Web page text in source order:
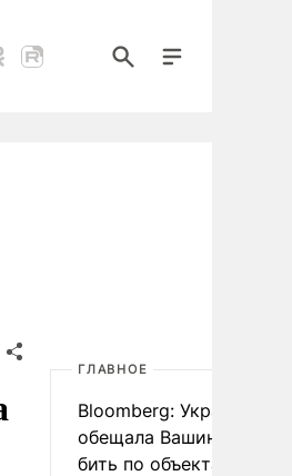
ГЛАВНОЕ
Bloomberg: Украина
обещала Вашингтону не
бить по объектам КТК в